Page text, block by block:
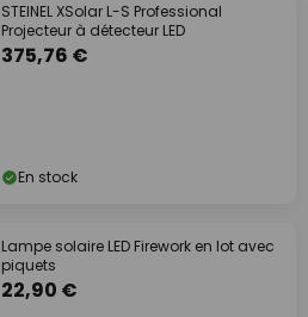
STEINEL XSolar L-S Professional
Projecteur à détecteur LED
375,76 €
En stock
Lampe solaire LED Firework en lot avec
piquets
22,90 €